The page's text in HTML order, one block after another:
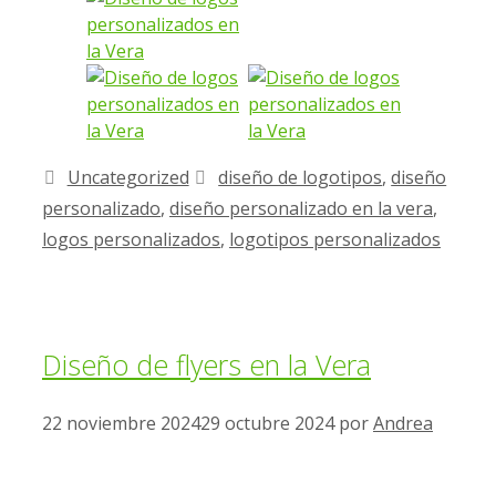
Uncategorized diseño de logotipos,diseño
personalizado, diseño personalizado en la vera,
logos personalizados, logotipos personalizados
Diseño de flyers en la Vera
22 noviembre 202429 octubre 2024 porAndrea